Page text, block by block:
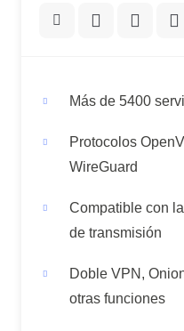
Más de 5400
Protocolos
WireGuard
Compatible con
de transmisión
Doble VPN,
otras funciones